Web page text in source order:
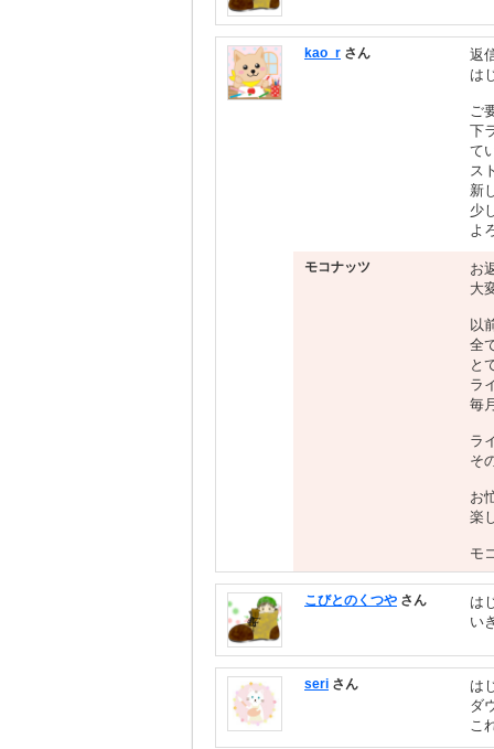
kao_r さん
返
は
ご
下
て
ス
新
少
よ
モコナッツ
お
大
以
全
と
ラ
毎
ラ
そ
お
楽
モ
こびとのくつや さん
は
い
seri さん
は
ダ
こ